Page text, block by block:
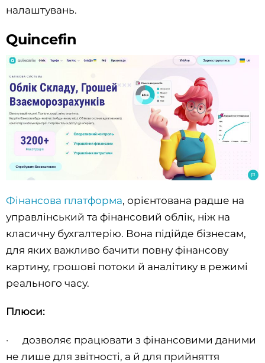
налаштувань.
Quincefin
Фінансова платформа, орієнтована радше на
управлінський та фінансовий облік, ніж на
класичну бухгалтерію. Вона підійде бізнесам,
для яких важливо бачити повну фінансову
картину, грошові потоки й аналітику в режимі
реального часу.
Плюси:
· дозволяє працювати з фінансовими даними
не лише для звітності, а й для прийняття